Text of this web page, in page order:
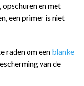
, opschuren en met
een primer is niet
raden om een blanke
van de